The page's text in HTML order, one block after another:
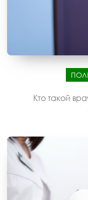
Кто такой